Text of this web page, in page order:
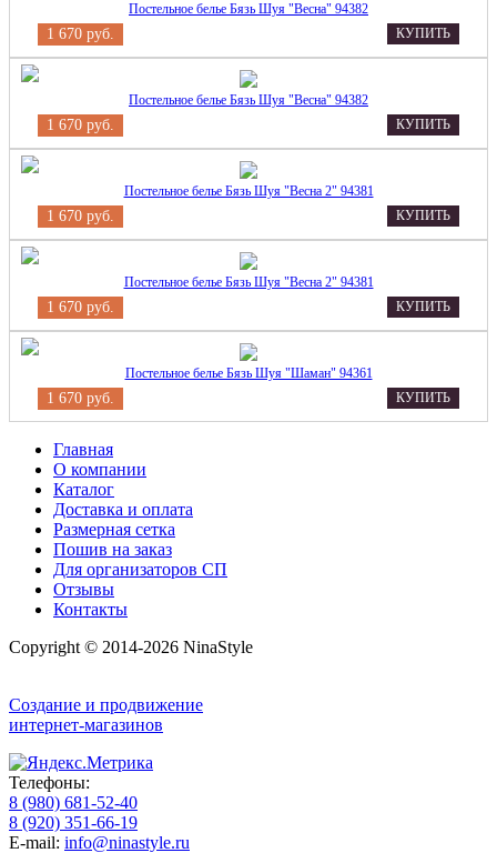
Постельное белье Бязь Шуя "Весна" 94382
1 670 руб. КУПИТЬ
Постельное белье Бязь Шуя "Весна" 94382
1 670 руб. КУПИТЬ
Постельное белье Бязь Шуя "Весна 2" 94381
1 670 руб. КУПИТЬ
Постельное белье Бязь Шуя "Весна 2" 94381
1 670 руб. КУПИТЬ
Постельное белье Бязь Шуя "Шаман" 94361
1 670 руб. КУПИТЬ
Главная
О компании
Каталог
Доставка и оплата
Размерная сетка
Пошив на заказ
Для организаторов СП
Отзывы
Контакты
Copyright © 2014-2026 NinaStyle
Создание и продвижение
интернет-магазинов
Телефоны:
8 (980) 681-52-40
8 (920) 351-66-19
E-mail: info@ninastyle.ru